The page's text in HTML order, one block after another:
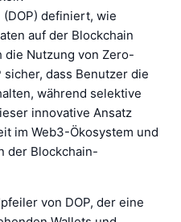
(DOP) definiert, wie
auf der Blockchain
Nutzung von Zero-
dass Benutzer die
während selektive
innovative Ansatz
im Web3-Ökosystem und
der Blockchain-
von DOP, der eine